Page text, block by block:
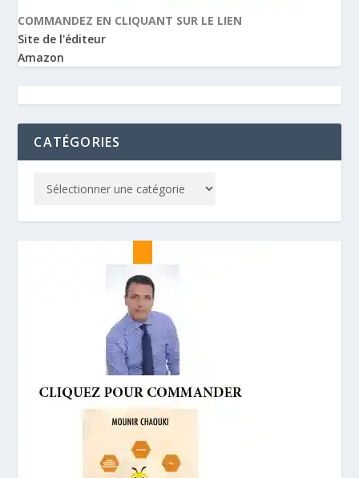
COMMANDEZ EN CLIQUANT SUR LE LIEN
Site de l'éditeur
Amazon
CATÉGORIES